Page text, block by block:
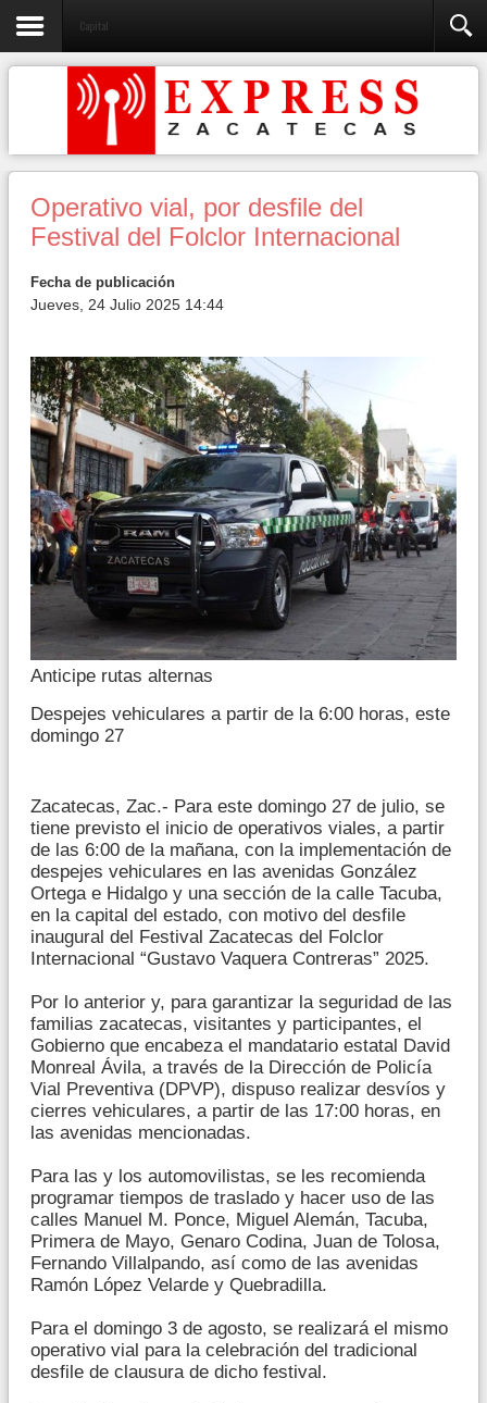
Capital
Operativo vial, por desfile del
Festival del Folclor Internacional
Fecha de publicación
Jueves, 24 Julio 2025 14:44
Anticipe rutas alternas
Despejes vehiculares a partir de la 6:00 horas, este
domingo 27
Zacatecas, Zac.- Para este domingo 27 de julio, se
tiene previsto el inicio de operativos viales, a partir
de las 6:00 de la mañana, con la implementación de
despejes vehiculares en las avenidas González
Ortega e Hidalgo y una sección de la calle Tacuba,
en la capital del estado, con motivo del desfile
inaugural del Festival Zacatecas del Folclor
Internacional “Gustavo Vaquera Contreras” 2025.
Por lo anterior y, para garantizar la seguridad de las
familias zacatecas, visitantes y participantes, el
Gobierno que encabeza el mandatario estatal David
Monreal Ávila, a través de la Dirección de Policía
Vial Preventiva (DPVP), dispuso realizar desvíos y
cierres vehiculares, a partir de las 17:00 horas, en
las avenidas mencionadas.
Para las y los automovilistas, se les recomienda
programar tiempos de traslado y hacer uso de las
calles Manuel M. Ponce, Miguel Alemán, Tacuba,
Primera de Mayo, Genaro Codina, Juan de Tolosa,
Fernando Villalpando, así como de las avenidas
Ramón López Velarde y Quebradilla.
Para el domingo 3 de agosto, se realizará el mismo
operativo vial para la celebración del tradicional
desfile de clausura de dicho festival.